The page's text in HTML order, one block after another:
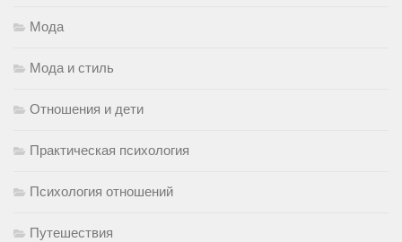
Мода
Мода и стиль
Отношения и дети
Практическая психология
Психология отношений
Путешествия